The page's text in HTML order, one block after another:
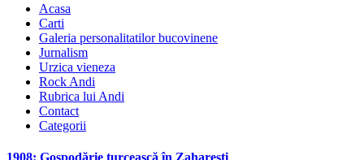
Acasa
Carti
Galeria personalitatilor bucovinene
Jurnalism
Urzica vieneza
Rock Andi
Rubrica lui Andi
Contact
Categorii
1908: Gospodărie turcească în Zahareşti